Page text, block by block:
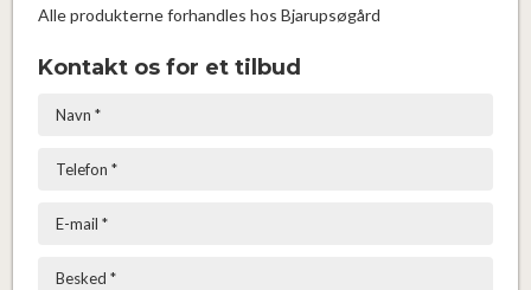
Alle produkterne forhandles hos Bjarupsøgård
Kontakt os for et tilbud​